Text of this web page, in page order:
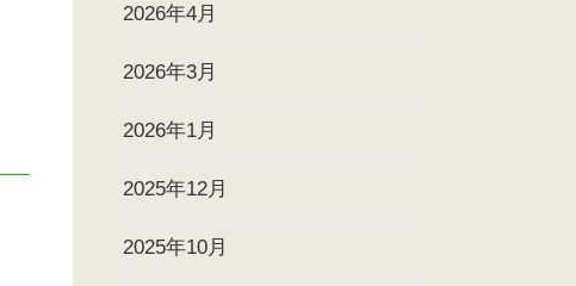
2026年4月
2026年3月
2026年1月
2025年12月
2025年10月